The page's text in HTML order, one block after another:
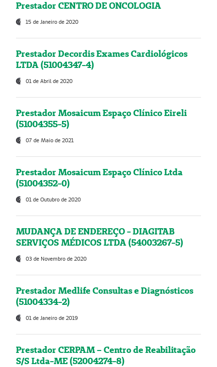
Prestador CENTRO DE ONCOLOGIA
15 de Janeiro de 2020
Prestador Decordis Exames Cardiológicos
LTDA (51004347-4)
01 de Abril de 2020
Prestador Mosaicum Espaço Clínico Eireli
(51004355-5)
07 de Maio de 2021
Prestador Mosaicum Espaço Clínico Ltda
(51004352-0)
01 de Outubro de 2020
MUDANÇA DE ENDEREÇO - DIAGITAB
SERVIÇOS MÉDICOS LTDA (54003267-5)
03 de Novembro de 2020
Prestador Medlife Consultas e Diagnósticos
(51004334-2)
01 de Janeiro de 2019
Prestador CERPAM – Centro de Reabilitação
S/S Ltda-ME (52004274-8)